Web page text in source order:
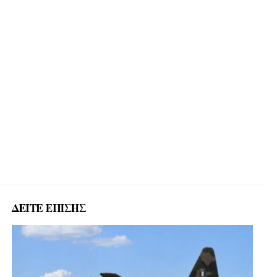
ΔΕΙΤΕ ΕΠΙΣΗΣ